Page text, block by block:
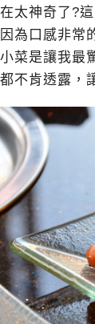
在太神奇了?
因為口感非常
小菜是讓我最
都不肯透露，